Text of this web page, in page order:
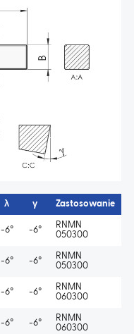
λ γ Zastosowanie
-6° -6°
RNMN
050300
-6° -6°
RNMN
050300
-6° -6°
RNMN
060300
-6° -6°
RNMN
060300